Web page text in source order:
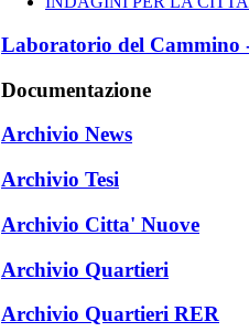
Laboratorio del Cammino
Documentazione
Archivio News
Archivio Tesi
Archivio Citta' Nuove
Archivio Quartieri
Archivio Quartieri RER